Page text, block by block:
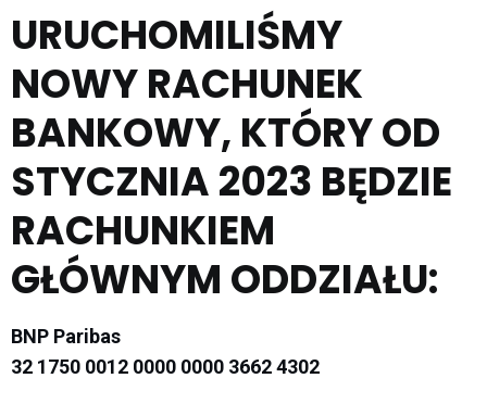
URUCHOMILIŚMY
NOWY RACHUNEK
BANKOWY, KTÓRY OD
STYCZNIA 2023 BĘDZIE
RACHUNKIEM
GŁÓWNYM ODDZIAŁU:
BNP Paribas
32 1750 0012 0000 0000 3662 4302